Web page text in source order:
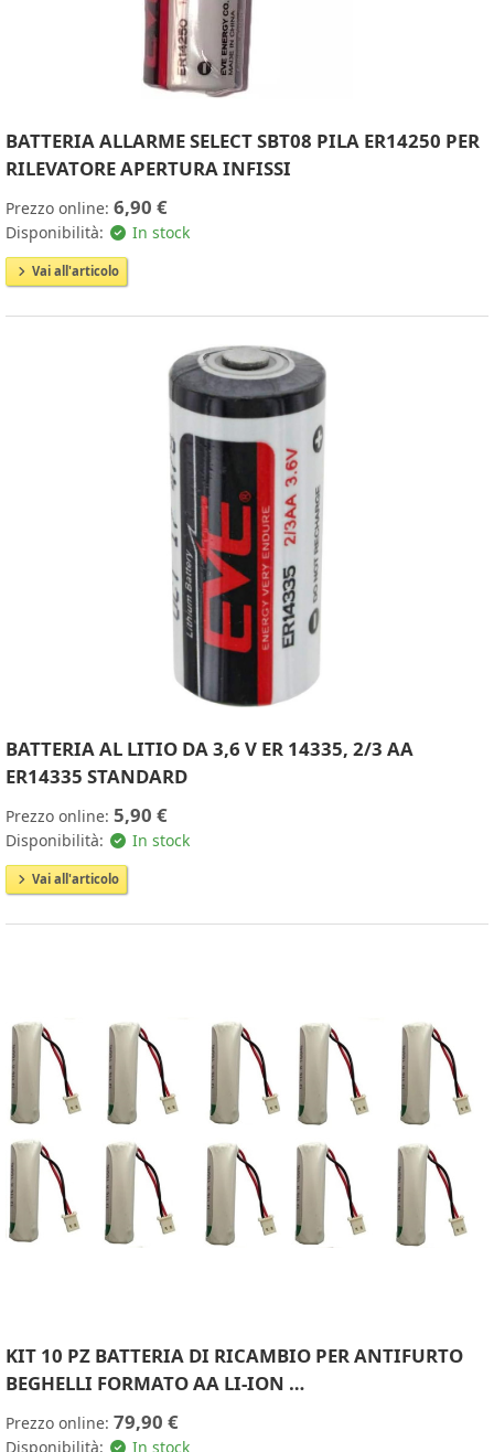
BATTERIA ALLARME SELECT SBT08 PILA ER14250 PER
RILEVATORE APERTURA INFISSI
Prezzo online: 6,90 €
Disponibilità: In stock
Vai all'articolo
BATTERIA AL LITIO DA 3,6 V ER 14335, 2/3 AA
ER14335 STANDARD
Prezzo online: 5,90 €
Disponibilità: In stock
Vai all'articolo
KIT 10 PZ BATTERIA DI RICAMBIO PER ANTIFURTO
BEGHELLI FORMATO AA LI-ION …
Prezzo online: 79,90 €
Disponibilità: In stock